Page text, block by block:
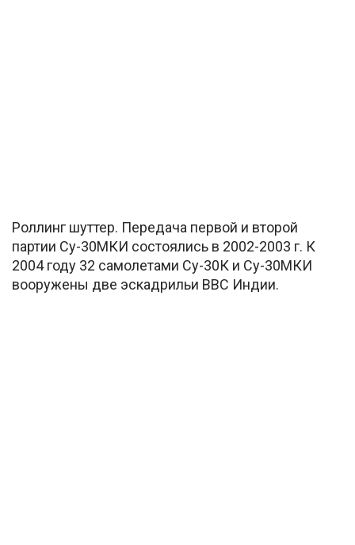
Роллинг шуттер. Передача первой и второй
партии Су-30МКИ состоялись в 2002-2003 г. К
2004 году 32 самолетами Су-30К и Су-30МКИ
вооружены две эскадрильи ВВС Индии.